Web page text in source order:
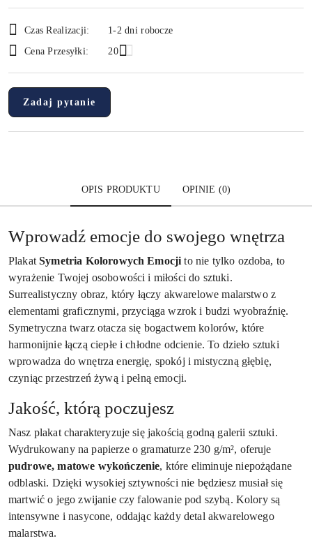
i
dostawa
Czas Realizacji:
1-2 dni robocze
Cena Przesyłki:
20
Zadaj pytanie
OPIS PRODUKTU OPINIE (0)
Wprowadź emocje do swojego wnętrza
PlakatSymetria Kolorowych Emocji to nie tylko ozdoba, to
wyrażenie Twojej osobowości i miłości do sztuki.
Surrealistyczny obraz, który łączy akwarelowe malarstwo z
elementami graficznymi, przyciąga wzrok i budzi wyobraźnię.
Symetryczna twarz otacza się bogactwem kolorów, które
harmonijnie łączą ciepłe i chłodne odcienie. To dzieło sztuki
wprowadza do wnętrza energię, spokój i mistyczną głębię,
czyniąc przestrzeń żywą i pełną emocji.
Jakość, którą poczujesz
Nasz plakat charakteryzuje się jakością godną galerii sztuki.
Wydrukowany na papierze o gramaturze 230 g/m², oferuje
pudrowe, matowe wykończenie, które eliminuje niepożądane
odblaski. Dzięki wysokiej sztywności nie będziesz musiał się
martwić o jego zwijanie czy falowanie pod szybą. Kolory są
intensywne i nasycone, oddając każdy detal akwarelowego
malarstwa.